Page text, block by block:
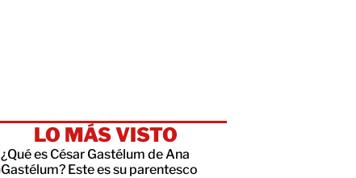
LO MÁS VISTO
¿Qué es César Gastélum de Ana
Gastélum? Este es su parentesco